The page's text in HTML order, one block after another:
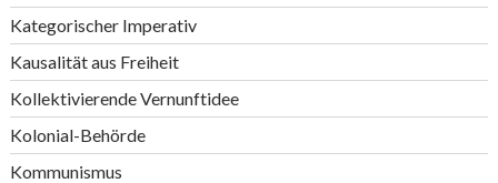
Kategorischer Imperativ
Kausalität aus Freiheit
Kollektivierende Vernunftidee
Kolonial-Behörde
Kommunismus